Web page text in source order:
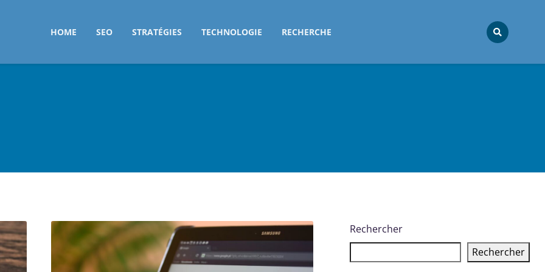
HOME SEO STRATÉGIES TECHNOLOGIE RECHERCHE
Rechercher
Rechercher